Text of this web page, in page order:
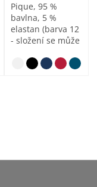
tmavě šedý melír
Pique, 95 %
bavlna, 5 %
elastan (barva 12
- složení se může
bavlna, 15 %...